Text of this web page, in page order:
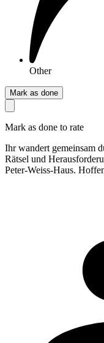
Other
Mark as done
Mark as done to rate
Ihr wandert gemeinsam
Rätsel und
Peter-Weiss-Haus.